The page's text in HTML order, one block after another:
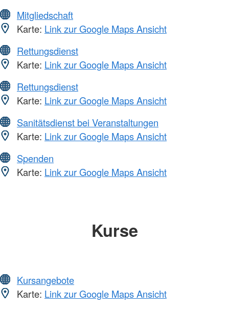
Mitgliedschaft
Karte: Link zur Google Maps Ansicht
Rettungsdienst
Karte: Link zur Google Maps Ansicht
Rettungsdienst
Karte: Link zur Google Maps Ansicht
Sanitätsdienst bei Veranstaltungen
Karte: Link zur Google Maps Ansicht
Spenden
Karte: Link zur Google Maps Ansicht
Kurse
Kursangebote
Karte: Link zur Google Maps Ansicht